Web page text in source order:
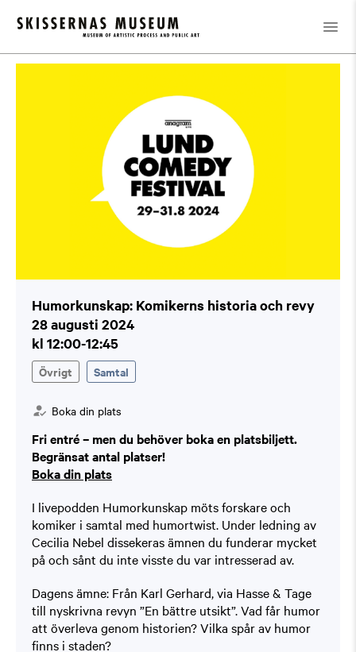
Kalender / Humorkunskap: Komikerns historia och revy
Humorkunskap: Komikerns historia och revy
28 augusti 2024
kl 12:00-12:45
Övrigt Samtal
Boka din plats
Fri entré – men du behöver boka en platsbiljett.
Begränsat antal platser!
Boka din plats
I livepodden Humorkunskap möts forskare och
komiker i samtal med humortwist. Under ledning av
Cecilia Nebel dissekeras ämnen du funderar mycket
på och sånt du inte visste du var intresserad av.
Dagens ämne: Från Karl Gerhard, via Hasse & Tage
till nyskrivna revyn ”En bättre utsikt”. Vad får humor
att överleva genom historien? Vilka spår av humor
finns i staden?